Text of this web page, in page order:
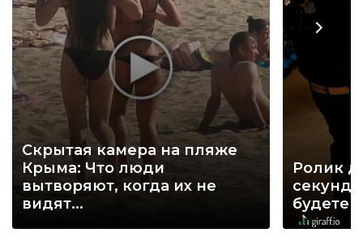
Скрытая камера на пляже
Крыма: Что люди
вытворяют, когда их не
видят...
Ролик
секунд,
будете